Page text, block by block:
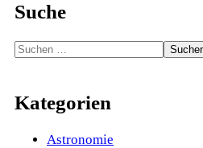
Suche
Suchen
Kategorien
Astronomie